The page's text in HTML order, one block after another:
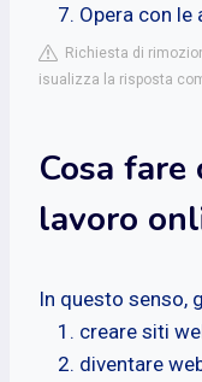
Opera con le
Richiesta di
isualizza la risposta
Cosa fare
lavoro
In questo senso,
creare siti
diventare